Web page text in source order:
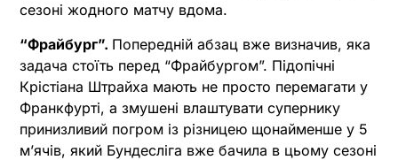
сезоні жодного матчу вдома.
“Фрайбург”. Попередній абзац вже визначив, яка
задача стоїть перед “Фрайбургом”. Підопічні
Крістіана Штрайха мають не просто перемагати у
Франкфурті, а змушені влаштувати супернику
принизливий погром із різницею щонайменше у 5
м’ячів, який Бундесліга вже бачила в цьому сезоні